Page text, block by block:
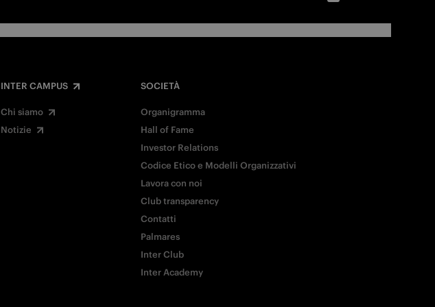
INTER CAMPUS
Chi siamo
Notizie
SOCIETÀ
Organigramma
Hall of Fame
Investor Relations
Codice Etico e Modelli Organizzativi
Lavora con noi
Club transparency
Contatti
Palmares
Inter Club
Inter Academy